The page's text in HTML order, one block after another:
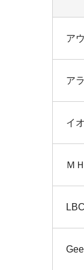
ア
ア
イ
Ｍ